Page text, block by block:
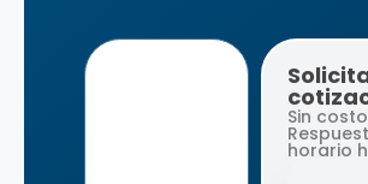
Sin costo
horario